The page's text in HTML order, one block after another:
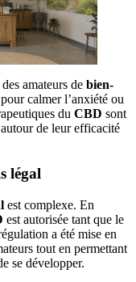
amateurs de bien-
calmer l’anxiété ou
du CBD sont
de leur efficacité
légal
est complexe. En
est autorisée tant que le
a été mise en
tout en permettant
se développer.